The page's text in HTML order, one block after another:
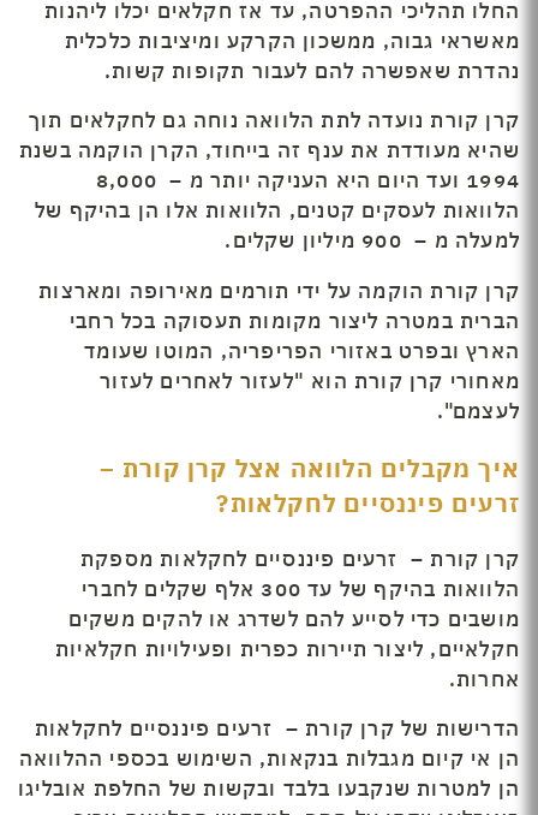
החלו תהליכי ההפרטה, עד אז חקלאים יכלו ליהנות
מאשראי גבוה, ממשכון הקרקע ומיציבות כלכלית
נהדרת שאפשרה להם לעבור תקופות קשות.
קרן קורת נועדה לתת הלוואה נוחה גם לחקלאים תוך
שהיא מעודדת את ענף זה בייחוד, הקרן הוקמה בשנת
1994 ועד היום היא העניקה יותר מ – 8,000
הלוואות לעסקים קטנים, הלוואות אלו הן בהיקף של
למעלה מ – 900 מיליון שקלים.
קרן קורת הוקמה על ידי תורמים מאירופה ומארצות
הברית במטרה ליצור מקומות תעסוקה בכל רחבי
הארץ ובפרט באזורי הפריפריה, המוטו שעומד
מאחורי קרן קורת הוא "לעזור לאחרים לעזור
לעצמם".
איך מקבלים הלוואה אצל קרן קורת –
זרעים פיננסיים לחקלאות?
קרן קורת – זרעים פיננסיים לחקלאות מספקת
הלוואות בהיקף של עד 300 אלף שקלים לחברי
מושבים כדי לסייע להם לשדרג או להקים משקים
חקלאיים, ליצור תיירות כפרית ופעילויות חקלאיות
אחרות.
הדרישות של קרן קורת – זרעים פיננסיים לחקלאות
הן אי קיום מגבלות בנקאות, השימוש בכספי ההלוואה
הן למטרות שנקבעו בלבד ובקשות של החלפת אובליגו